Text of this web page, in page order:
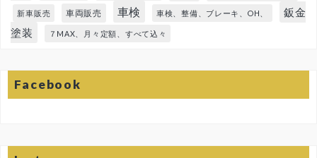
新車販売 車両販売 車検 車検、整備、ブレーキ、OH、
鈑金
塗装
７MAX、月々定額、すべて込々
Facebook